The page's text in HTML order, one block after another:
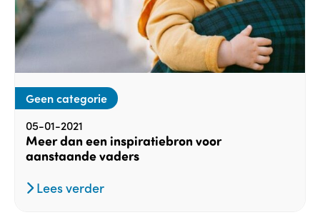
Geen categorie
05-01-2021
Meer dan een inspiratiebron voor
aanstaande vaders
Lees verder